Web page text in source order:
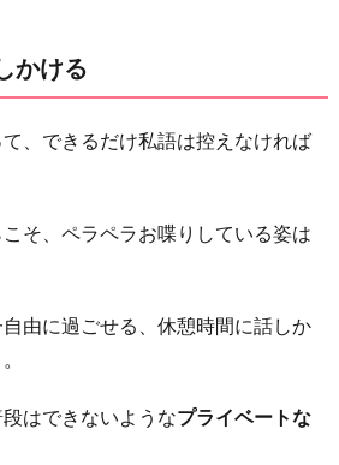
かける
、できるだけ私語は控えなければ
そ、ペラペラお喋りしている姿は
由に過ごせる、休憩時間に話しか
はできないようなプライベートな